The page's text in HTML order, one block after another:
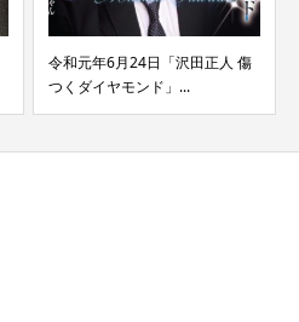
令和元年6月24日「沢田正人 傷
つくダイヤモンド」...